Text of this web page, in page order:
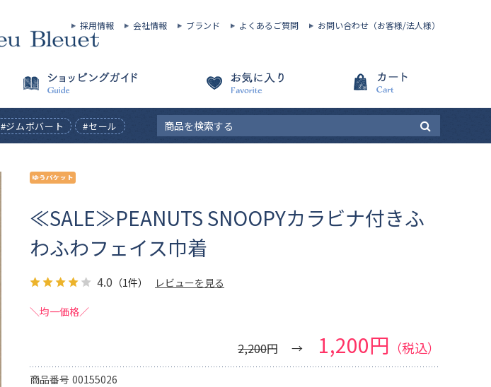
採用情報 会社情報 ブランド よくあるご質問 お問い合わせ（お客様/法人様）
#ジムボバート #セール
≪SALE≫PEANUTS SNOOPYカラビナ付きふ
わふわフェイス巾着
4.0 （1件） レビューを見る
＼均一価格／
2,200円 1,200円 （税込）
商品番号 00155026